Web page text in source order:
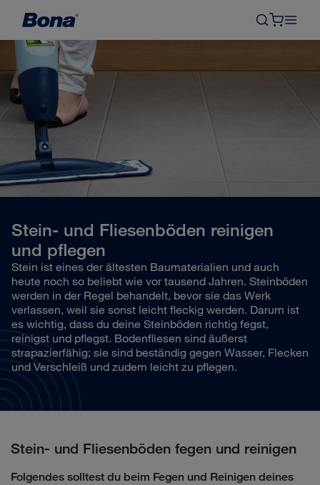
Stein- und Fliesenböden reinigen
und pflegen
Stein ist eines der ältesten Baumaterialien und auch
heute noch so beliebt wie vor tausend Jahren. Steinböden
werden in der Regel behandelt, bevor sie das Werk
verlassen, weil sie sonst leicht fleckig werden. Darum ist
es wichtig, dass du deine Steinböden richtig fegst,
reinigst und pflegst. Bodenfliesen sind äußerst
strapazierfähig; sie sind beständig gegen Wasser, Flecken
und Verschleiß und zudem leicht zu pflegen.
Stein- und Fliesenböden fegen und reinigen
Folgendes solltest du beim Fegen und Reinigen deines